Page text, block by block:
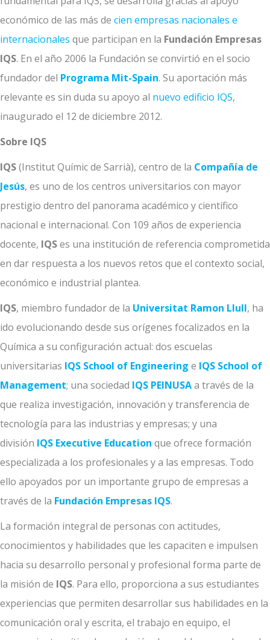
económico de las más de cien empresas nacionales e
internacionales que participan en la Fundación Empresas
IQS. En el año 2006 la Fundación se convirtió en el socio
fundador del Programa Mit-Spain. Su aportación más
relevante es sin duda su apoyo al nuevo edificio IQS,
inaugurado el 12 de diciembre 2012.
Sobre IQS
IQS(Institut Químic de Sarrià), centro de la Compañía de
Jesús, es uno de los centros universitarios con mayor
prestigio dentro del panorama académico y científico
nacional e internacional. Con 109 años de experiencia
docente, IQSes una institución de referencia comprometida
en dar respuesta a los nuevos retos que el contexto social,
económico e industrial plantea.
IQS, miembro fundador de la Universitat Ramon Llull, ha
ido evolucionando desde sus orígenes focalizados en la
Química a su configuración actual: dos escuelas
universitarias IQS School of Engineering e IQS School of
Management; una sociedad IQS PEINUSAa través de la
que realiza investigación, innovación y transferencia de
tecnología para las industrias y empresas; y una
división IQS Executive Education que ofrece formación
especializada a los profesionales y a las empresas. Todo
ello apoyados por un importante grupo de empresas a
través de la Fundación Empresas IQS.
La formación integral de personas con actitudes,
conocimientos y habilidades que les capaciten e impulsen
hacia su desarrollo personal y profesional forma parte de
la misión de IQS. Para ello, proporciona a sus estudiantes
experiencias que permiten desarrollar sus habilidades en la
comunicación oral y escrita, el trabajo en equipo, el